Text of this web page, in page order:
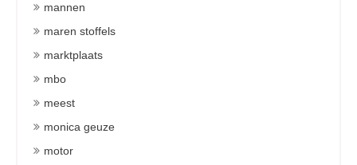
mannen
maren stoffels
marktplaats
mbo
meest
monica geuze
motor